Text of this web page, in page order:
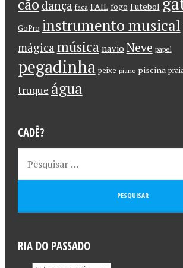
cão dança faca FAIL fogo Futebol
GoPro instrumento musical
mágica música navio Neve papel
pegadinha peixe piano piscina
truque água
CADÊ?
RIA DO PASSADO